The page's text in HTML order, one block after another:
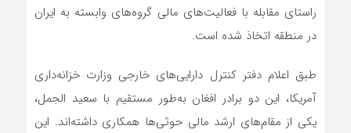
راستای مقابله با فعالیت‌های مالی گروه‌های وابسته به ایران
در منطقه اتخاذ شده است.
طبق اعلام دفتر کنترل دارایی‌های خارجی وزارت خزانه‌داری
آمریکا، این دو برادر افغان به‌طور مستقیم با سعید الجمل،
یکی از مقام‌های ارشد مالی حوثی‌ها همکاری داشته‌اند. این